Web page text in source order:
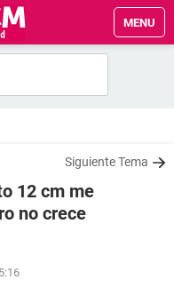
MENU
Siguiente Tema
12 cm me
no crece